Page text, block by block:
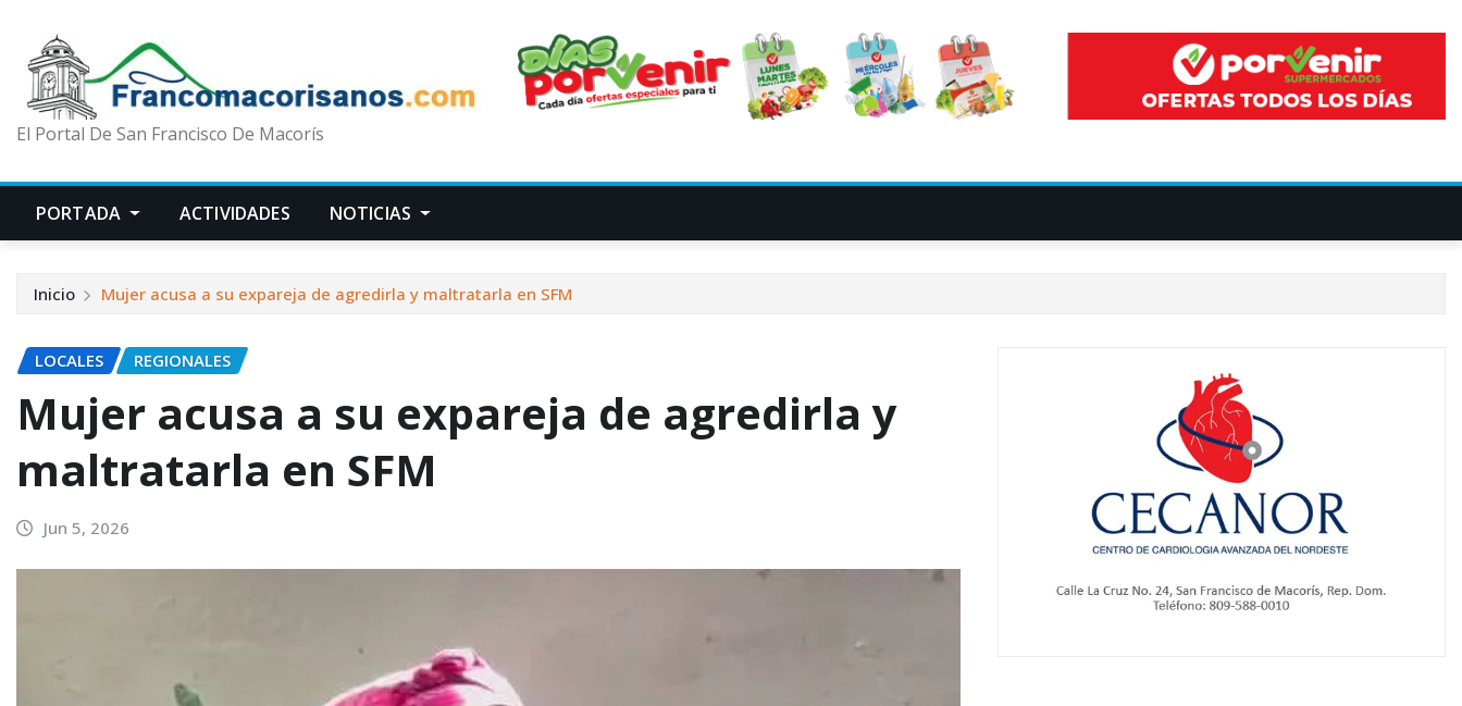
El Portal De San Francisco De Macorís
PORTADA ACTIVIDADES NOTICIAS
Inicio Mujer acusa a su expareja de agredirla y maltratarla en SFM
LOCALES REGIONALES
Mujer acusa a su expareja de agredirla y
maltratarla en SFM
Jun 5, 2026